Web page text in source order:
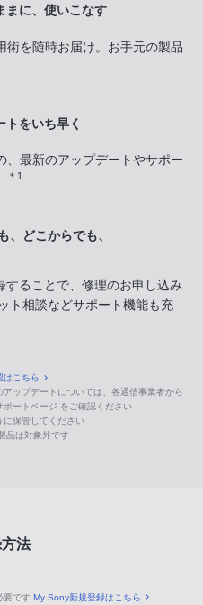
まに、使いこなす
術を随時お届け。お手元の製品
トをいち早く
、最新のアップデートやサポー
＊1
、どこからでも、
ることで、修理のお申し込み
ト相談などサポート機能も充
はこちら
ップデートについては、各通信事業者から
ートページ をご確認ください
保管してください
品は対象外です
法
要です My Sony新規登録はこちら